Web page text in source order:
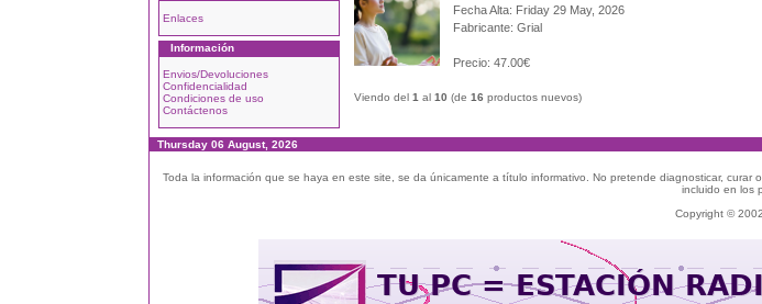
Enlaces
Información
Envios/Devoluciones
Confidencialidad
Condiciones de uso
Contáctenos
Fecha Alta: Friday 29 May, 2026
Fabricante: Grial
Precio: 47.00€
Viendo del 1 al 10 (de 16 productos nuevos)
Thursday 06 August, 2026
Toda la información que se haya en este site, se da únicamente a título informativo. No pretende diagnosticar,
incluido en los
Copyright ©